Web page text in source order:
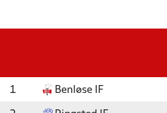
1 Benløse IF